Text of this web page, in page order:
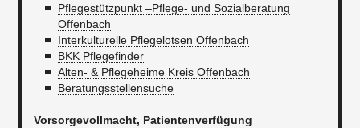
Pflegestützpunkt –Pflege- und Sozialberatung
Offenbach
Interkulturelle Pflegelotsen Offenbach
BKK Pflegefinder
Alten- & Pflegeheime Kreis Offenbach
Beratungsstellensuche
Vorsorgevollmacht, Patientenverfügung